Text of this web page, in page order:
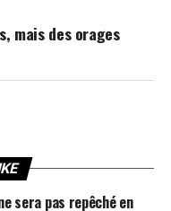
mais des orages
sera pas repêché en